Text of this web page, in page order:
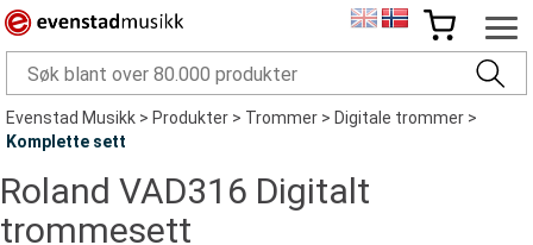
Evenstad Musikk>Produkter>Trommer>Digitale trommer>
Komplette sett
Roland VAD316 Digitalt
trommesett